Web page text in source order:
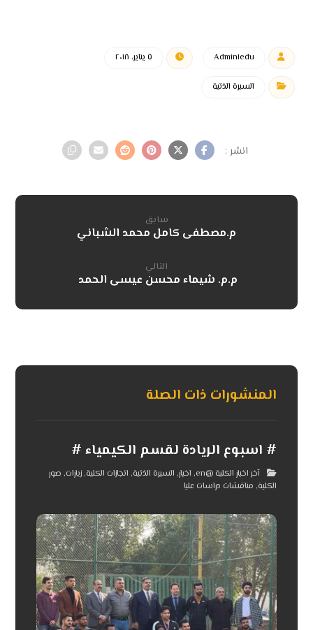
Admin١edu ٥ يناير، ٢٠١٨
السيرة الذتية
سابق
م.مصطفى كامل محمد الشباني
التالي
م.م. شيماء محسن عيسى الحمد
المنشورات ذات الصلة
# اسبوع الريادة لقسم الكيمياء #
آخر اخبار الكلية @en , اخبار, السيرة الذتية, انجازات الكلية,زيارات, صور
الكلية, مناقشات دراسات عليا